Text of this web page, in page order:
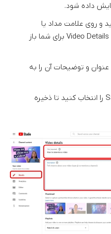
داده شود.
و روی علامت مداد یا
تامنیل و عنوان آن بزنید تا صفحه Video Details برای شما باز
و توضیحات آن را به
پس از بررسی تغییرات، گزینه Save را انتخاب کنید تا ذخیره